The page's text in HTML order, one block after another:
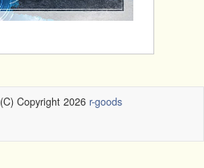
(C) Copyright 2026 r-goods